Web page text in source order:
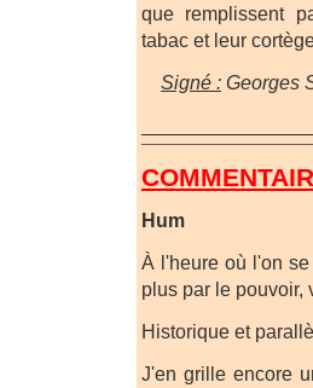
que remplissent
tabac et leur
Signé : Georges
Hum
À l'heure où l'on
plus par le pouvoir,
Historique et
J'en grille encore